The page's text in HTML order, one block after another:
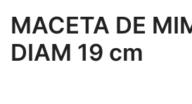
MACETA DE
DIAM 19 cm